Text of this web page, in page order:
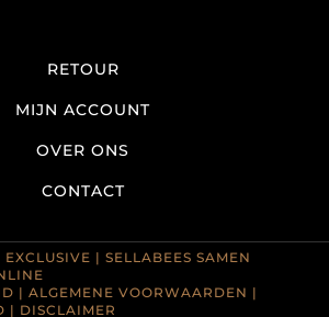
RETOUR
MIJN ACCOUNT
OVER ONS
CONTACT
| SELLABEES SAMEN
| ALGEMENE VOORWAARDEN |
| DISCLAIMER